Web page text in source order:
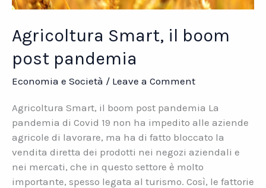
Agricoltura Smart, il boom
post pandemia
Economia e Società / Leave a Comment
Agricoltura Smart, il boom post pandemia La
pandemia di Covid 19 non ha impedito alle aziende
agricole di lavorare, ma ha di fatto bloccato la
vendita diretta dei prodotti nei negozi aziendali e
nei mercati, che in questo settore è molto
importante, spesso legata al turismo. Così, le fattorie